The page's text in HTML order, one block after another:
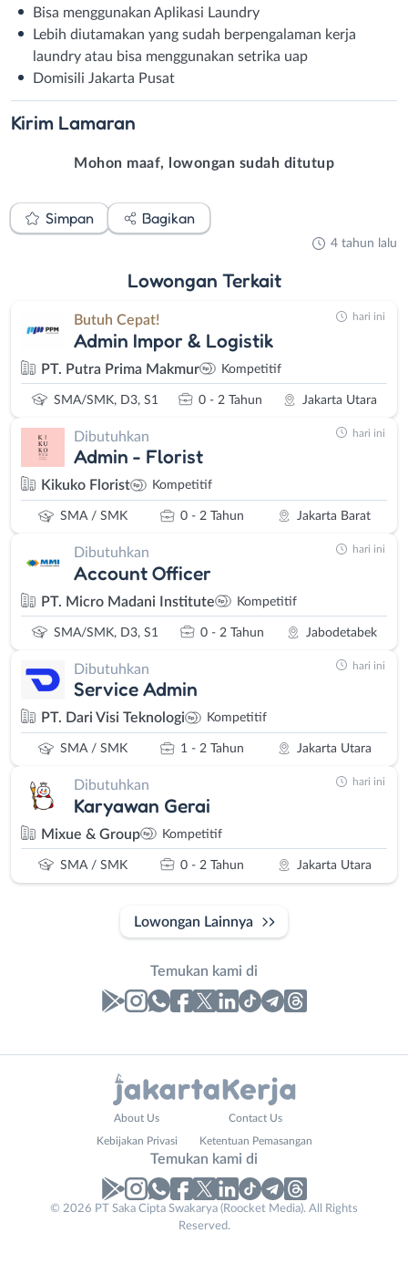
Bisa menggunakan Aplikasi Laundry
Lebih diutamakan yang sudah berpengalaman kerja
laundry atau bisa menggunakan setrika uap
Domisili Jakarta Pusat
Kirim Lamaran
Mohon maaf, lowongan sudah ditutup
Simpan Bagikan
4 tahun lalu
Lowongan Terkait
Butuh Cepat!
Admin Impor & Logistik
PT. Putra Prima Makmur Kompetitif
SMA/SMK, D3, S1 0 - 2 Tahun Jakarta Utara
hari ini
Dibutuhkan
Admin - Florist
Kikuko Florist Kompetitif
SMA / SMK 0 - 2 Tahun Jakarta Barat
hari ini
Dibutuhkan
Account Officer
PT. Micro Madani Institute Kompetitif
SMA/SMK, D3, S1 0 - 2 Tahun Jabodetabek
hari ini
Dibutuhkan
Service Admin
PT. Dari Visi Teknologi Kompetitif
SMA / SMK 1 - 2 Tahun Jakarta Utara
hari ini
Dibutuhkan
Karyawan Gerai
Mixue & Group Kompetitif
SMA / SMK 0 - 2 Tahun Jakarta Utara
hari ini
Lowongan Lainnya
Temukan kami di
No. Telp /
About Us Contact Us
Kebijakan Privasi Ketentuan Pemasangan
Temukan kami di
© 2026 PT Saka Cipta Swakarya (Roocket Media). All Rights
Reserved.